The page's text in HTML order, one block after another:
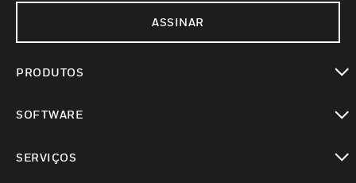
ASSINAR
PRODUTOS
SOFTWARE
SERVIÇOS